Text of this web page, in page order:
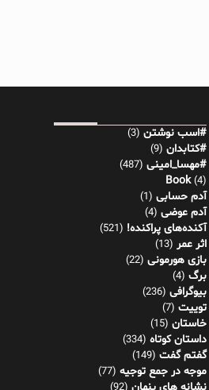
#اسب نوشتن (3)
#کتابدان (9)
#مهسا_امینی (487)
Book(4)
آدم حسابی (1)
آدم عوضی (4)
آکنده‌های پراکنده! (521)
اثر عمر (13)
بازی هورمونی (22)
برگ (4)
بیوگرافی (236)
توییت (7)
خاستان (15)
داستان کوتاه (334)
گفتم گفت (149)
موجه در جمع توجیه (77)